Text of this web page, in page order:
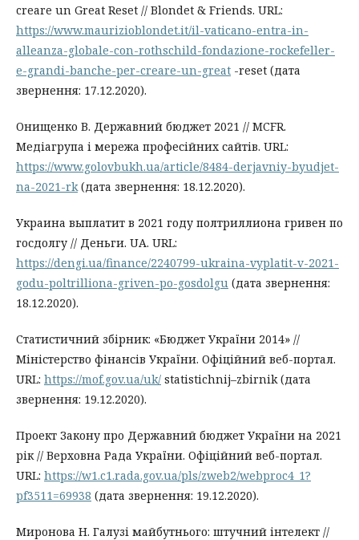
creare un Great Reset // Blondet & Friends. URL:
https://www.maurizioblondet.it/il-vaticano-entra-in-
alleanza-globale-con-rothschild-fondazione-rockefeller-
e-grandi-banche-per-creare-un-great -reset (дата
звернення: 17.12.2020).
Онищенко В. Державний бюджет 2021 // MCFR.
Медіагрупа і мережа професійних сайтів. URL:
https://www.golovbukh.ua/article/8484-derjavniy-byudjet-
na-2021-rk (дата звернення: 18.12.2020).
Украина выплатит в 2021 году полтриллиона гривен по
госдолгу // Деньги. UA. URL:
https://dengi.ua/finance/2240799-ukraina-vyplatit-v-2021-
godu-poltrilliona-griven-po-gosdolgu (дата звернення:
18.12.2020).
Статистичний збірник: «Бюджет України 2014» //
Міністерство фінансів України. Офіційний веб-портал.
URL: https://mof.gov.ua/uk/ statistichnij–zbirnik (дата
звернення: 19.12.2020).
Проект Закону про Державний бюджет України на 2021
рік // Верховна Рада України. Офіційний веб-портал.
URL: https://w1.c1.rada.gov.ua/pls/zweb2/webproc4_1?
pf3511=69938 (дата звернення: 19.12.2020).
Миронова Н. Галузі майбутнього: штучний інтелект //